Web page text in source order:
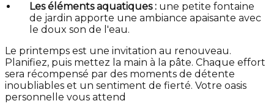
Les éléments aquatiques : une petite fontaine
de jardin apporte une ambiance apaisante avec
le doux son de l'eau.
Le printemps est une invitation au renouveau.
Planifiez, puis mettez la main à la pâte. Chaque effort
sera récompensé par des moments de détente
inoubliables et un sentiment de fierté. Votre oasis
personnelle vous attend